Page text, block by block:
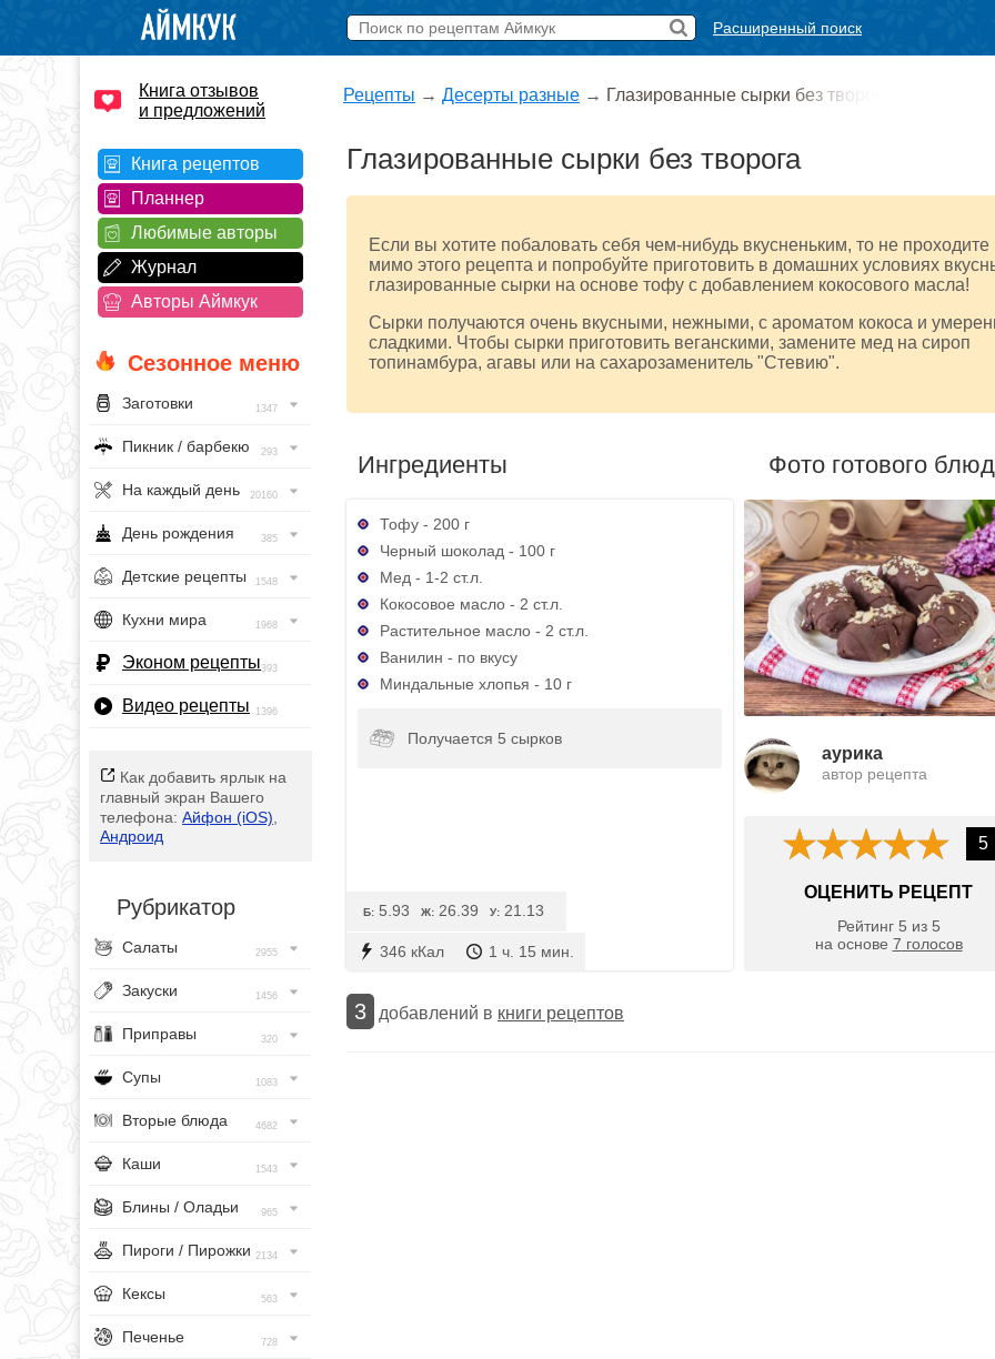
Расширенный поиск
Книга отзывов
и предложений
Книга рецептов
Планнер
Любимые авторы
Журнал
Авторы Аймкук
Сезонное меню
Заготовки 1347
Пикник / барбекю 293
На каждый день 20160
День рождения 385
Детские рецепты 1548
Кухни мира 1968
Эконом рецепты393
Видео рецепты 1396
Как добавить ярлык на
главный экран Вашего
телефона: Айфон (iOS)
Андроид
Рубрикатор
Салаты 2955
Закуски 1456
Приправы 320
Супы 1083
Вторые блюда 4682
Каши 1543
Блины / Оладьи 965
Пироги / Пирожки 2134
Кексы 563
Печенье 728
Рецепты → Десерты разные → Глазированные сырки без творог
Глазированные сырки без творога
Если вы хотите побаловать себя чем-нибудь вкусненьким, то не проходите
мимо этого рецепта и попробуйте приготовить в домашних условиях
глазированные сырки на основе тофу с добавлением кокосового масла!
Сырки получаются очень вкусными, нежными, с ароматом кокоса и
сладкими. Чтобы сырки приготовить веганскими, замените мед на сироп
топинамбура, агавы или на сахарозаменитель "Стевию".
Ингредиенты
Тофу - 200 г
Черный шоколад - 100 г
Мед - 1-2 ст.л.
Кокосовое масло - 2 ст.л.
Растительное масло - 2 ст.л.
Ванилин - по вкусу
Миндальные хлопья - 10 г
Получается 5 сырков
346 кКал 1 ч. 15 мин.
Б: 5.93 Ж: 26.39 У: 21.13
Фото готового
aурика
автор рецепта
5
ОЦЕНИТЬ РЕЦЕПТ
Рейтинг 5 из 5
на основе 7 голосов
3 добавлений в книги рецептов